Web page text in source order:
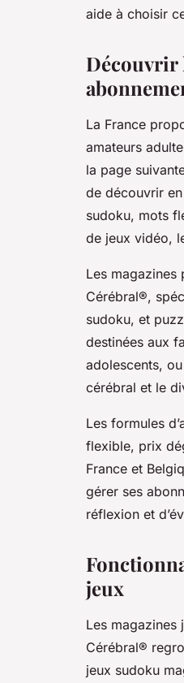
aide à choisir
Découvrir
La France
amateurs
la page
de découvrir
sudoku, mots
de jeux vidéo,
Les magazines
Cérébral®,
sudoku, et
destinées aux
adolescents,
cérébral et le
Les formules
flexible, prix
France et
gérer ses
réflexion et
jeux
Les
Cérébral®
jeux sudoku